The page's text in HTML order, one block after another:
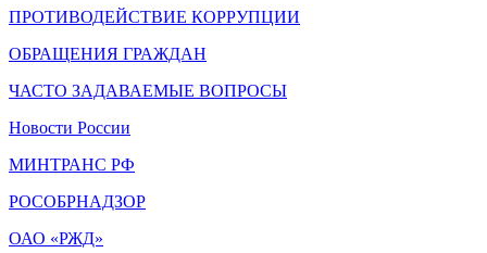
ПРОТИВОДЕЙСТВИЕ КОРРУПЦИИ
ОБРАЩЕНИЯ ГРАЖДАН
ЧАСТО ЗАДАВАЕМЫЕ ВОПРОСЫ
Новости России
МИНТРАНС РФ
РОСОБРНАДЗОР
ОАО «РЖД»